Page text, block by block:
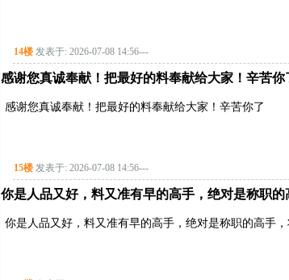
14楼 发表于: 2026-07-08 14:56---
感谢您真诚奉献！把最好的料奉献给大家！辛苦你
感谢您真诚奉献！把最好的料奉献给大家！辛苦你了
15楼 发表于: 2026-07-08 14:56---
你是人品又好，料又准有早的高手，绝对是称职
你是人品又好，料又准有早的高手，绝对是称职的高手